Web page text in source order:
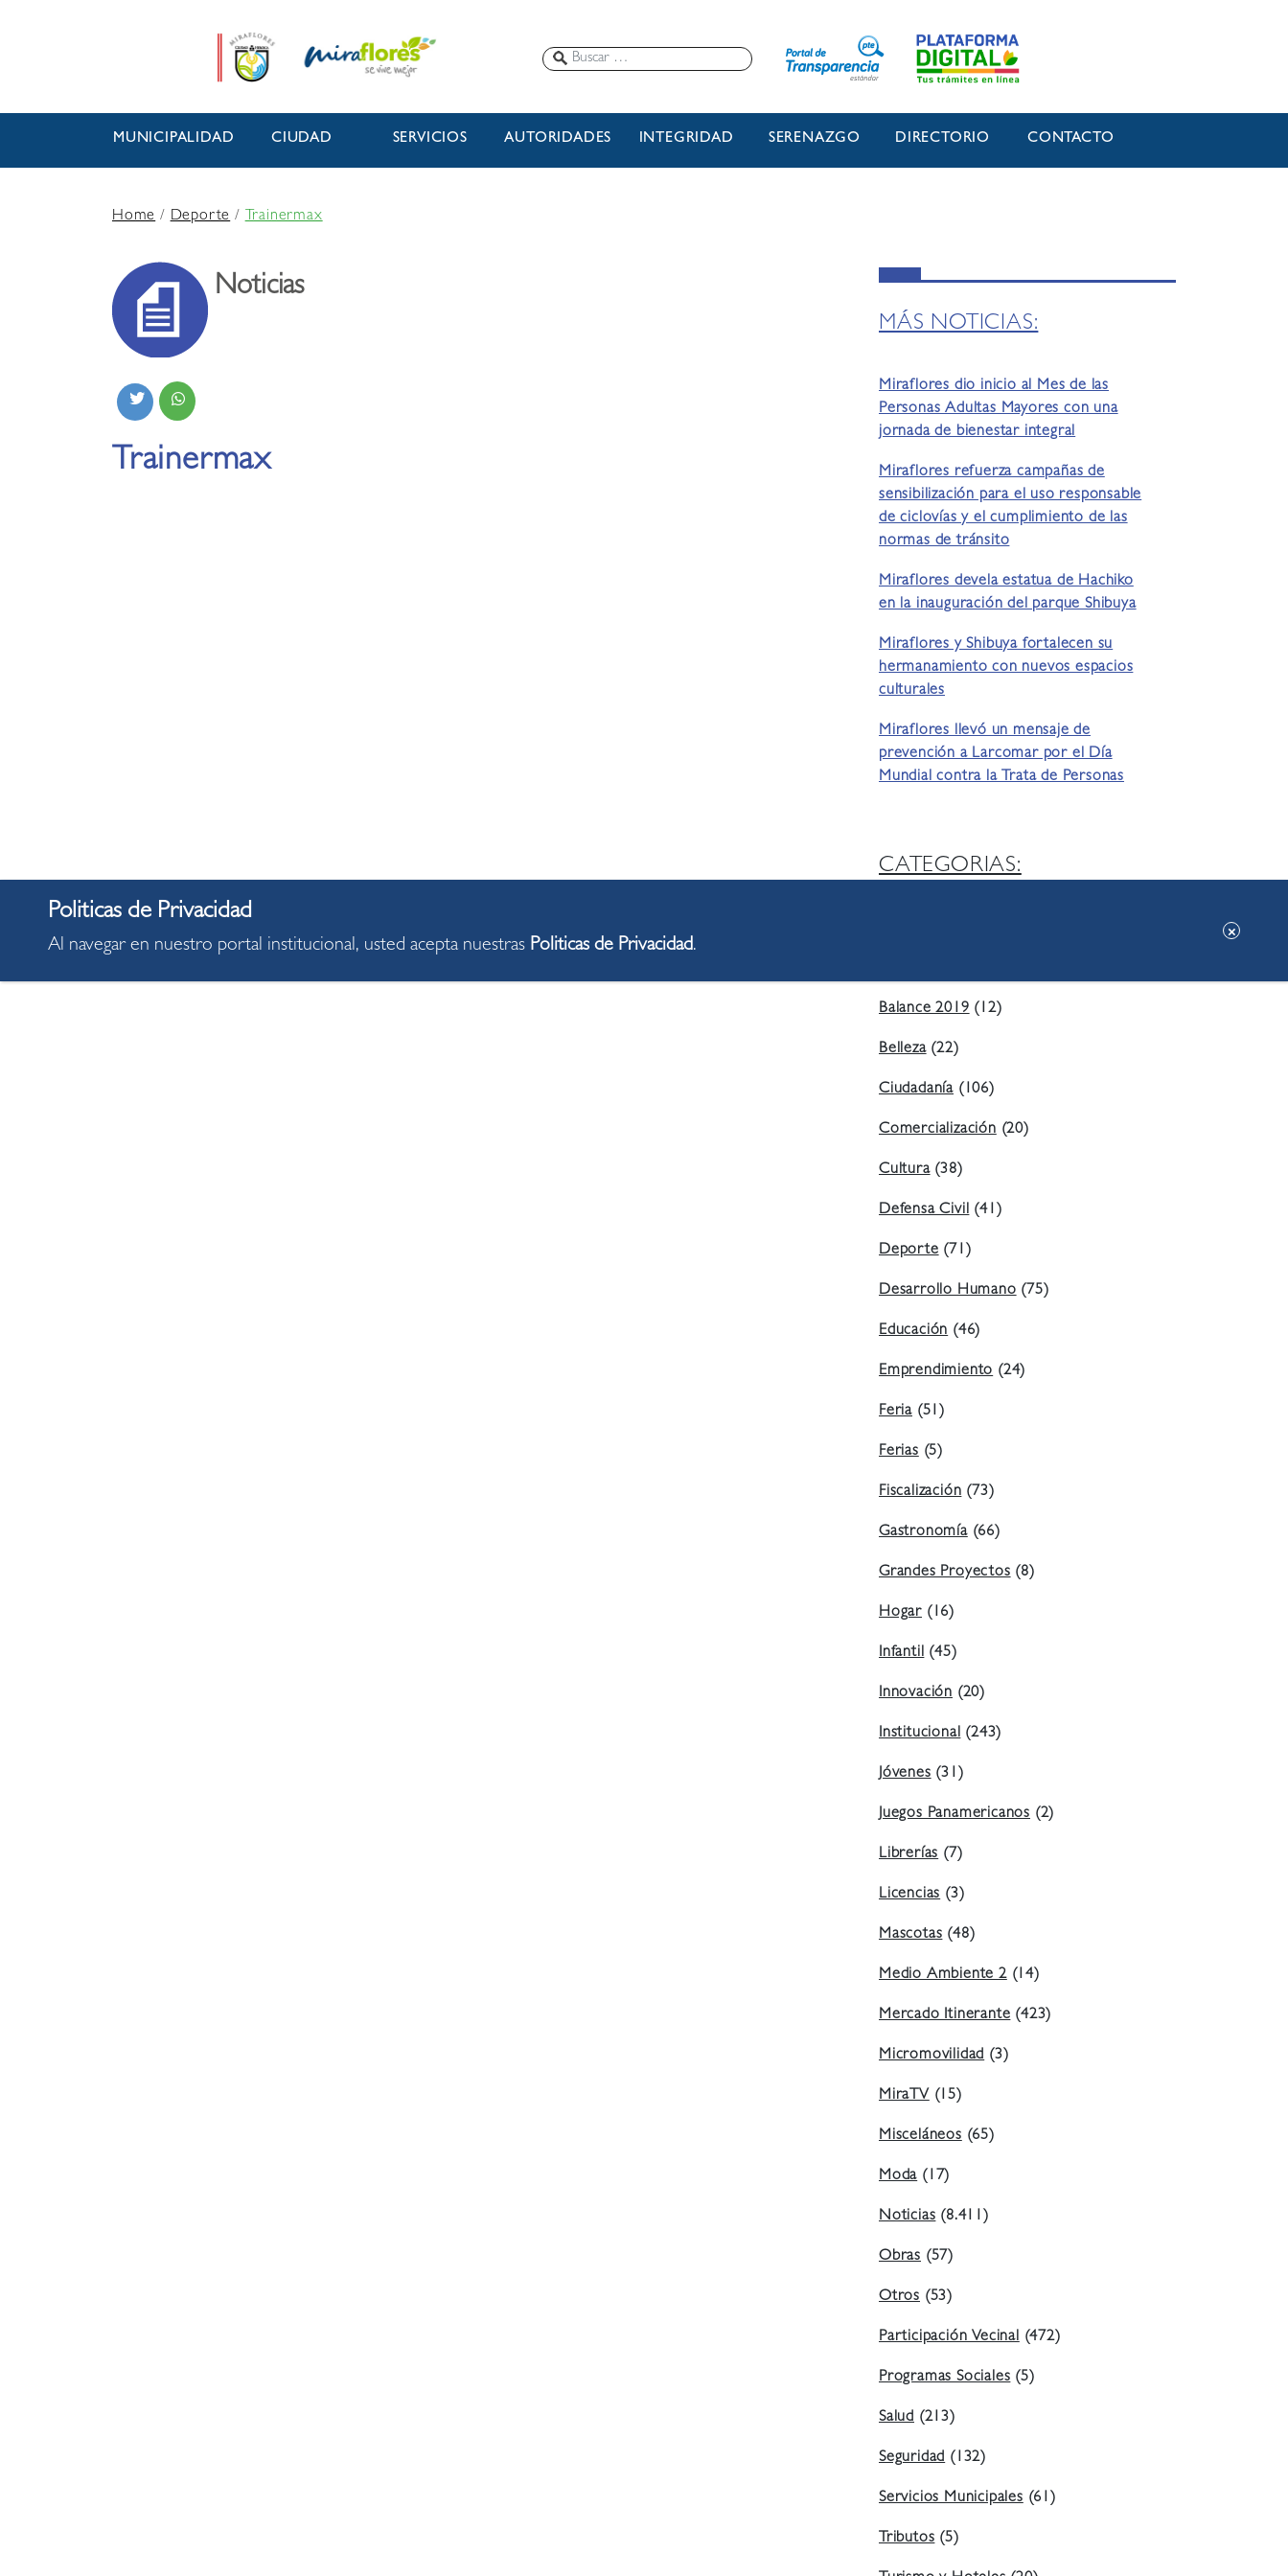
MUNICIPALIDAD CIUDAD SERVICIOS AUTORIDADES INTEGRIDAD SERENAZGO DIRECTORIO CONTACTO
Home/Deporte/Trainermax
Noticias
Trainermax
MÁS NOTICIAS:
Miraflores dio inicio al Mes de las
Personas Adultas Mayores con una
jornada de bienestar integral
Miraflores refuerza campañas de
sensibilización para el uso responsable
de ciclovías y el cumplimiento de las
normas de tránsito
Miraflores devela estatua de Hachiko
en la inauguración del parque Shibuya
Miraflores y Shibuya fortalecen su
hermanamiento con nuevos espacios
culturales
Miraflores llevó un mensaje de
prevención a Larcomar por el Día
Mundial contra la Trata de Personas
CATEGORIAS:
Balance 2019(12)
Belleza(22)
Ciudadanía (106)
Comercialización(20)
Cultura(38)
Defensa Civil(41)
Deporte(71)
Desarrollo Humano(75)
Educación(46)
Emprendimiento(24)
Feria (51)
Ferias(5)
Fiscalización(73)
Gastronomía(66)
Grandes Proyectos(8)
Hogar (16)
Infantil(45)
Innovación (20)
Institucional(243)
Jóvenes(31)
Juegos Panamericanos (2)
Librerías(7)
Licencias(3)
Mascotas(48)
Medio Ambiente 2(14)
Mercado Itinerante(423)
Micromovilidad(3)
MiraTV(15)
Misceláneos(65)
Moda(17)
Noticias(8.411)
Obras (57)
Otros (53)
Participación Vecinal(472)
Programas Sociales(5)
Salud (213)
Seguridad(132)
Servicios Municipales(61)
Tributos(5)
Al navegar en nuestro portal institucional, usted acepta nuestras Politicas de Privacidad.